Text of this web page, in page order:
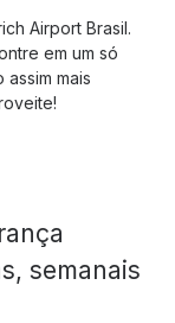
Airport Brasil.
em um só
mais
semanais